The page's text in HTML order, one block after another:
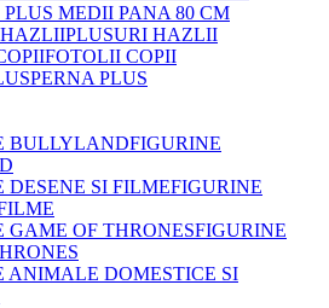
MEDII PANA 80 CM
PLUSURI HAZLII
FOTOLII COPII
PERNA PLUS
FIGURINE
FIGURINE
FIGURINE